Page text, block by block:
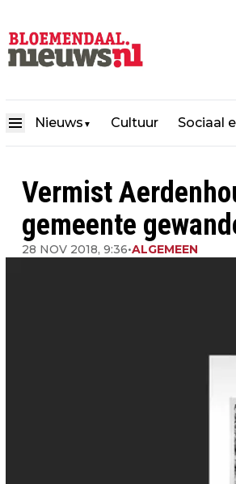
Nieuws ▼ Cultuur Sociaal
Vermist
gemeente
28 NOV 2018, 9:36•ALGEMEEN